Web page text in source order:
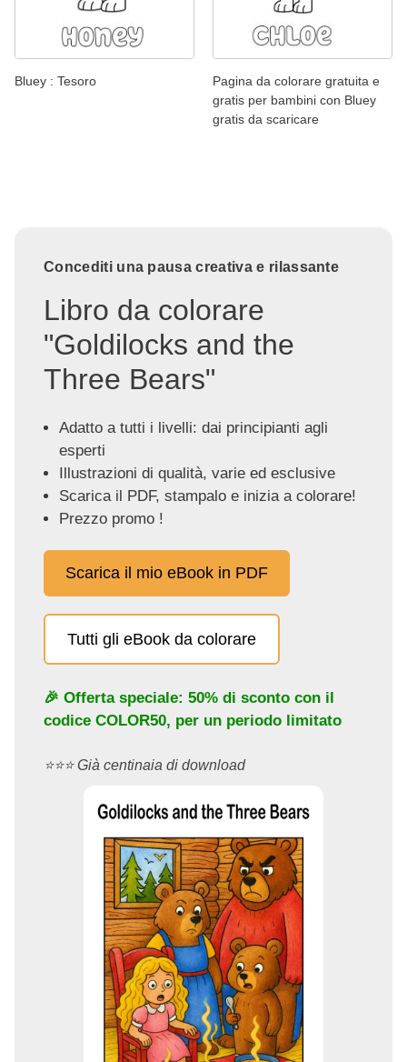
Bluey : Tesoro
Pagina da colorare gratuita e
gratis per bambini con Bluey
gratis da scaricare
Concediti una pausa creativa e rilassante
Libro da colorare
"Goldilocks and the
Three Bears"
Adatto a tutti i livelli: dai principianti agli
esperti
Illustrazioni di qualità, varie ed esclusive
Scarica il PDF, stampalo e inizia a colorare!
Prezzo promo !
Scarica il mio eBook in PDF
Tutti gli eBook da colorare
🎉 Offerta speciale: 50% di sconto con il
codice COLOR50, per un periodo limitato
⭐️⭐️⭐️ Già centinaia di download